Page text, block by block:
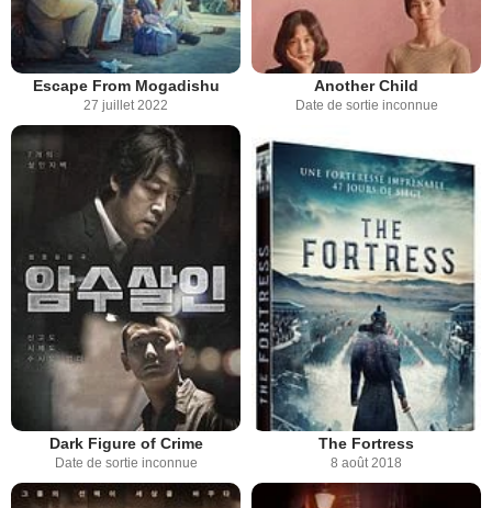
Escape From Mogadishu
27 juillet 2022
Another Child
Date de sortie inconnue
Dark Figure of Crime
Date de sortie inconnue
The Fortress
8 août 2018